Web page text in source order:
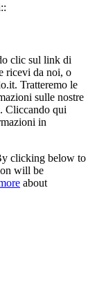
clic sul link di
ricevi da noi, o
Tratteremo le
sulle nostre
Cliccando qui
in
clicking below to
will be
about